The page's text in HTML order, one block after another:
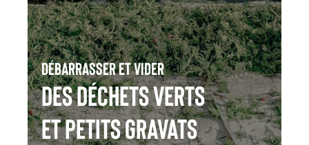
Débarrasser et vider
des Déchets verts
et petits gravats